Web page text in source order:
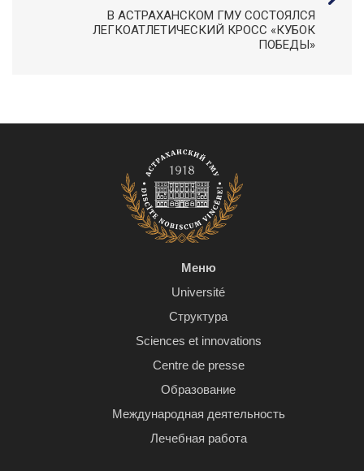
В АСТРАХАНСКОМ ГМУ СОСТОЯЛСЯ
ЛЕГКОАТЛЕТИЧЕСКИЙ КРОСС «КУБОК
ПОБЕДЫ»
Меню
Université
Структура
Sciences et innovations
Centre de presse
Образование
Международная деятельность
Лечебная работа